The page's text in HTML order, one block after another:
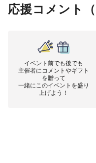
応援コメント（
イベント前でも後でも
主催者にコメントやギフト
を贈って
一緒にこのイベントを盛り
上げよう！